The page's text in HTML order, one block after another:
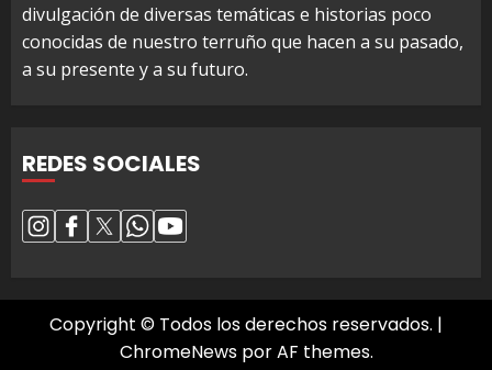
divulgación de diversas temáticas e historias poco
conocidas de nuestro terruño que hacen a su pasado,
a su presente y a su futuro.
REDES SOCIALES
Copyright © Todos los derechos reservados. |
ChromeNewspor AF themes.